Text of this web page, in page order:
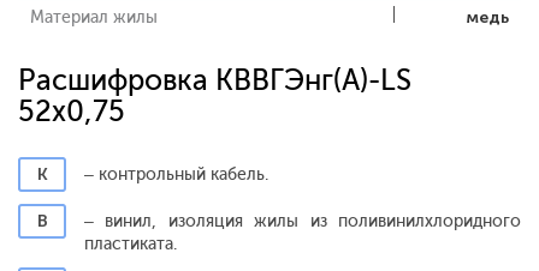
Материал жилы
медь
Расшифровка КВВГЭнг(A)-LS
52х0,75
К – контрольный кабель.
В
– винил, изоляция жилы из поливинилхлоридного
пластиката.